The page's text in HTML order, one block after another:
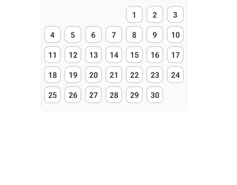
1 2 3
4 5 6 7 8 9 10
11 12 13 14 15 16 17
18 19 20 21 22 23 24
25 26 27 28 29 30